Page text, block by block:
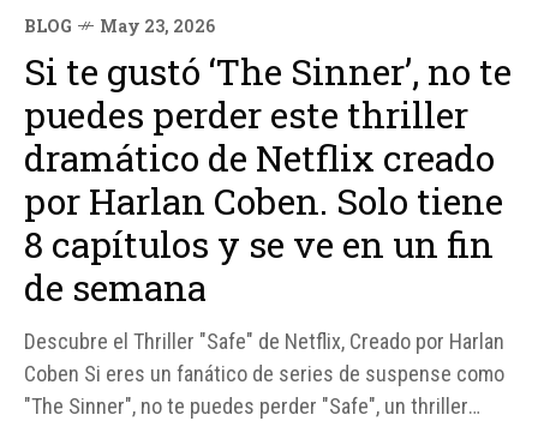
BLOG May 23, 2026
Si te gustó ‘The Sinner’, no te
puedes perder este thriller
dramático de Netflix creado
por Harlan Coben. Solo tiene
8 capítulos y se ve en un fin
de semana
Descubre el Thriller "Safe" de Netflix, Creado por Harlan
Coben Si eres un fanático de series de suspense como
"The Sinner", no te puedes perder "Safe", un thriller